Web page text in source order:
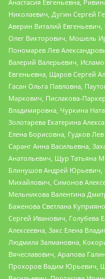
Анастасия Евгеньевна,
Николаевич, Дугин Сергей
Аверин Виталий
Олег Викторович, Мошель
Пономарев Лев
Валерий Валерьевич,
Евгеньевна, Щаров Сергей
Гасан Ольга Павловна,
Маркович, Пислакова-
Владимировна, Чуркина
Золотарева Екатерина
Елена Борисовна, Гудков
Саранг Анна Васильевна,
Анатольевич, Щур Татьяна
Блинушов Андрей Юрьевич,
Михайлович, Симонов
Мельникова Валентина
Баженова Светлана
Сергей Иванович, Голубева
Алексеевна, Закс Елена
Людмила Залмановна,
Вячеславович, Арапова
Прохоров Вадим Юрьевич,